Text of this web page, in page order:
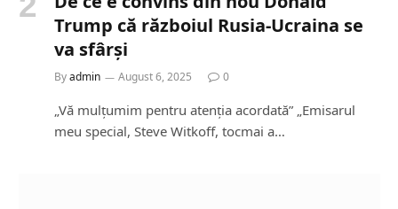
Trump că războiul Rusia-Ucraina se
va sfârși
Byadmin August 6, 2025 0
„Vă mulțumim pentru atenția acordată” „Emisarul
meu special, Steve Witkoff, tocmai a…